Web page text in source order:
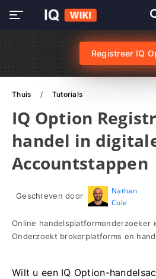
Registreer IQ
Thuis Tutorials
IQ Option
handel in
Accountstappen
Geschreven door
Nathan
Cole
Online handelsplatformonderzoeker
Onderzoekt brokerplatforms en
Wilt u een IQ Option-